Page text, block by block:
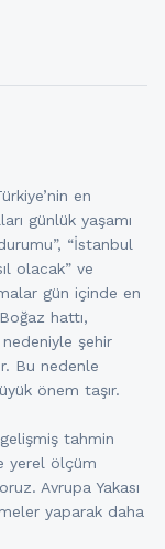
en
günlük yaşamı
“İstanbul
olacak” ve
gün içinde en
hattı,
nedeniyle şehir
Bu nedenle
önem taşır.
tahmin
yerel ölçüm
Avrupa Yakası
yaparak daha